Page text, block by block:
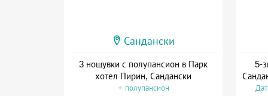
Сандански
3 нощувки с полупансион в Парк
хотел Пирин, Сандански
+ полупансион
5-